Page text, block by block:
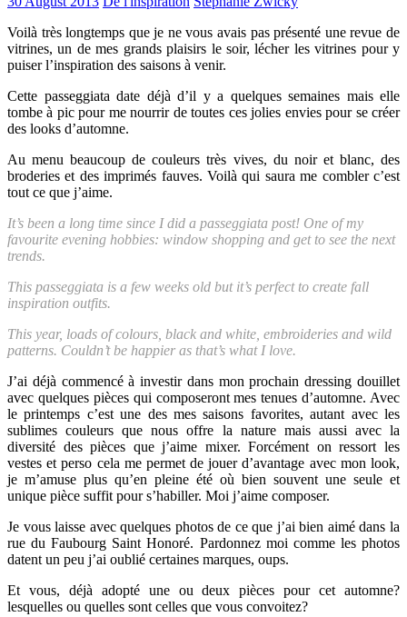
Voilà très longtemps que je ne vous avais pas présenté une revue de
vitrines, un de mes grands plaisirs le soir, lécher les vitrines pour y
puiser l’inspiration des saisons à venir.
Cette passeggiata date déjà d’il y a quelques semaines mais elle
tombe à pic pour me nourrir de toutes ces jolies envies pour se créer
des looks d’automne.
Au menu beaucoup de couleurs très vives, du noir et blanc, des
broderies et des imprimés fauves. Voilà qui saura me combler c’est
tout ce que j’aime.
It’s been a long time since I did a passeggiata post! One of my
favourite evening hobbies: window shopping and get to see the next
trends.
This passeggiata is a few weeks old but it’s perfect to create fall
inspiration outfits.
This year, loads of colours, black and white, embroideries and wild
patterns. Couldn’t be happier as that’s what I love.
J’ai déjà commencé à investir dans mon prochain dressing douillet
avec quelques pièces qui composeront mes tenues d’automne. Avec
le printemps c’est une des mes saisons favorites, autant avec les
sublimes couleurs que nous offre la nature mais aussi avec la
diversité des pièces que j’aime mixer. Forcément on ressort les
vestes et perso cela me permet de jouer d’avantage avec mon look,
je m’amuse plus qu’en pleine été où bien souvent une seule et
unique pièce suffit pour s’habiller. Moi j’aime composer.
Je vous laisse avec quelques photos de ce que j’ai bien aimé dans la
rue du Faubourg Saint Honoré. Pardonnez moi comme les photos
datent un peu j’ai oublié certaines marques, oups.
Et vous, déjà adopté une ou deux pièces pour cet automne?
lesquelles ou quelles sont celles que vous convoitez?